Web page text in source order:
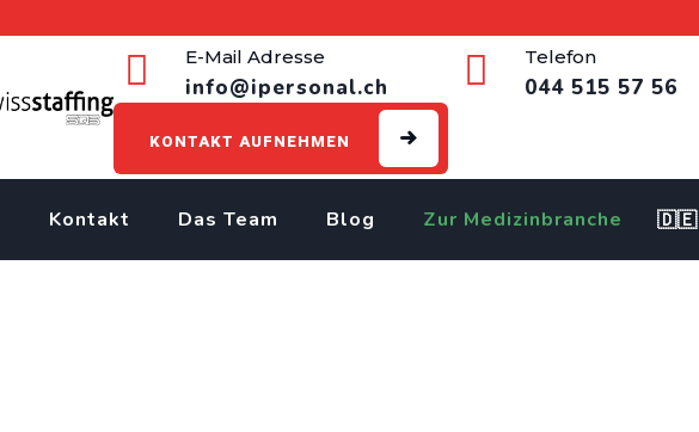
E-Mail Adresse
info@ipersonal.ch
Telefon
044 515 57 56
KONTAKT AUFNEHMEN
Kontakt Das Team Blog Zur Medizinbranche 🇩🇪